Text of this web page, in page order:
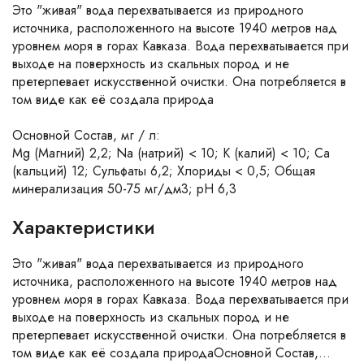
Это "живая" вода перехватывается из природного
источника, расположенного на высоте 1940 метров над
уровнем моря в горах Кавказа. Вода перехватывается при
выходе на поверхность из скальных пород и не
претерпевает искусственной очистки. Она потребляется в
том виде как её создала природа
Основной Состав, мг / л:
Mg (Магний) 2,2; Na (натрий) < 10; K (калий) < 10; Ca
(кальций) 12; Сульфаты 6,2; Хлориды < 0,5; Общая
минерализация 50-75 мг/дм3; pH 6,3
Характеристики
Это "живая" вода перехватывается из природного
источника, расположенного на высоте 1940 метров над
уровнем моря в горах Кавказа. Вода перехватывается при
выходе на поверхность из скальных пород и не
претерпевает искусственной очистки. Она потребляется в
том виде как её создала природаОсновной Состав,...